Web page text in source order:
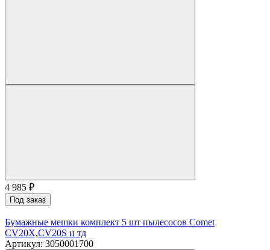
4 985 ₽
Под заказ
Бумажные мешки комплект 5 шт пылесосов Comet
CV20X,CV20S и тд
Артикул: 3050001700